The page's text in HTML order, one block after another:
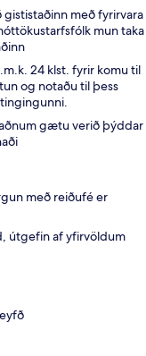
gististaðinn með fyrirvara
mun taka
24 klst. fyrir komu til
og notaðu til þess
gætu verið þýddar
með reiðufé er
útgefin af yfirvöldum